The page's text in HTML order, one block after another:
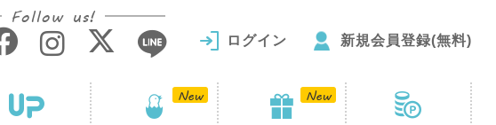
Follow us!
ログイン 新規会員登録(無料)